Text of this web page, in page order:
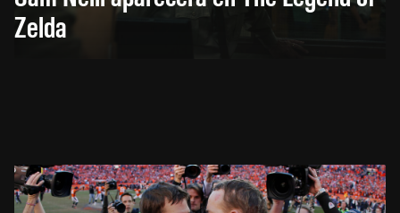
Zelda